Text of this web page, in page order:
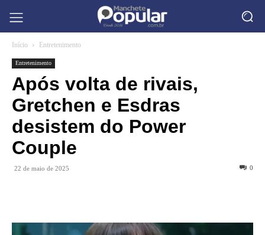
Início Entretenimento
Entretenimento
Após volta de rivais,
Gretchen e Esdras
desistem do Power
Couple
22 de maio de 2025 0